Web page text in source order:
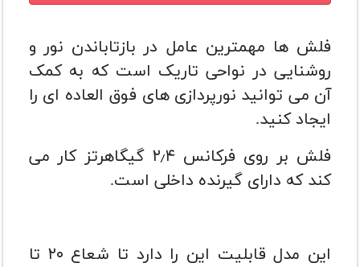
فلش ها مهمترین عامل در بازتاباندن نور و
روشنایی در نواحی تاریک است که به کمک
آن می توانید نورپردازی های فوق العاده ای را
ایجاد کنید.
فلش بر روی فرکانس ۲٫۴ گیگاهرتز کار می
کند که دارای گیرنده داخلی است.
این مدل قابلیت این را دارد تا شعاع ۲۰ تا